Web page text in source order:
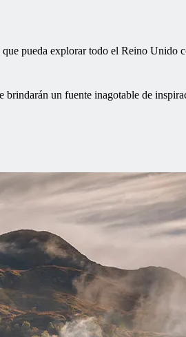
pueda explorar todo el Reino Unido
brindarán un fuente inagotable de